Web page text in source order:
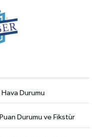
Hava Durumu
Puan Durumu ve Fikstür